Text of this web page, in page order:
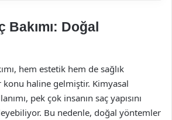
Bakımı: Doğal
hem estetik hem de sağlık
konu haline gelmiştir. Kimyasal
pek çok insanın saç yapısını
Bu nedenle, doğal yöntemler